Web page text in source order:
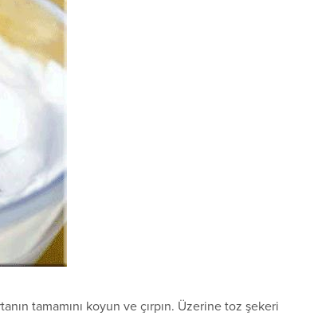
tamamını koyun ve çırpın. Üzerine toz şekeri